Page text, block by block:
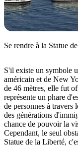
Se rendre à la Statue
S'il existe un symbole
américain et de New
de 46 mètres, elle fut
représente un phare
de personnes à
des générations
chance de pouvoir la
Cependant, le seul
Statue de la Liberté,